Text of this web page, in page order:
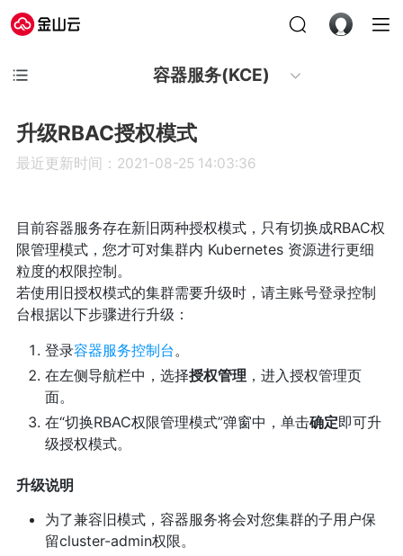
容器服务(KCE)
升级RBAC授权模式
最近更新时间：2021-08-25 14:03:36
目前容器服务存在新旧两种授权模式，只有切换成RBAC权
限管理模式，您才可对集群内 Kubernetes 资源进行更细
粒度的权限控制。
若使用旧授权模式的集群需要升级时，请主账号登录控制
台根据以下步骤进行升级：
登录容器服务控制台。
在左侧导航栏中，选择授权管理 ，进入授权管理页
面。
在“切换RBAC权限管理模式”弹窗中，单击确定即可升
级授权模式。
升级说明
为了兼容旧模式，容器服务将会对您集群的子用户保
留cluster-admin权限。